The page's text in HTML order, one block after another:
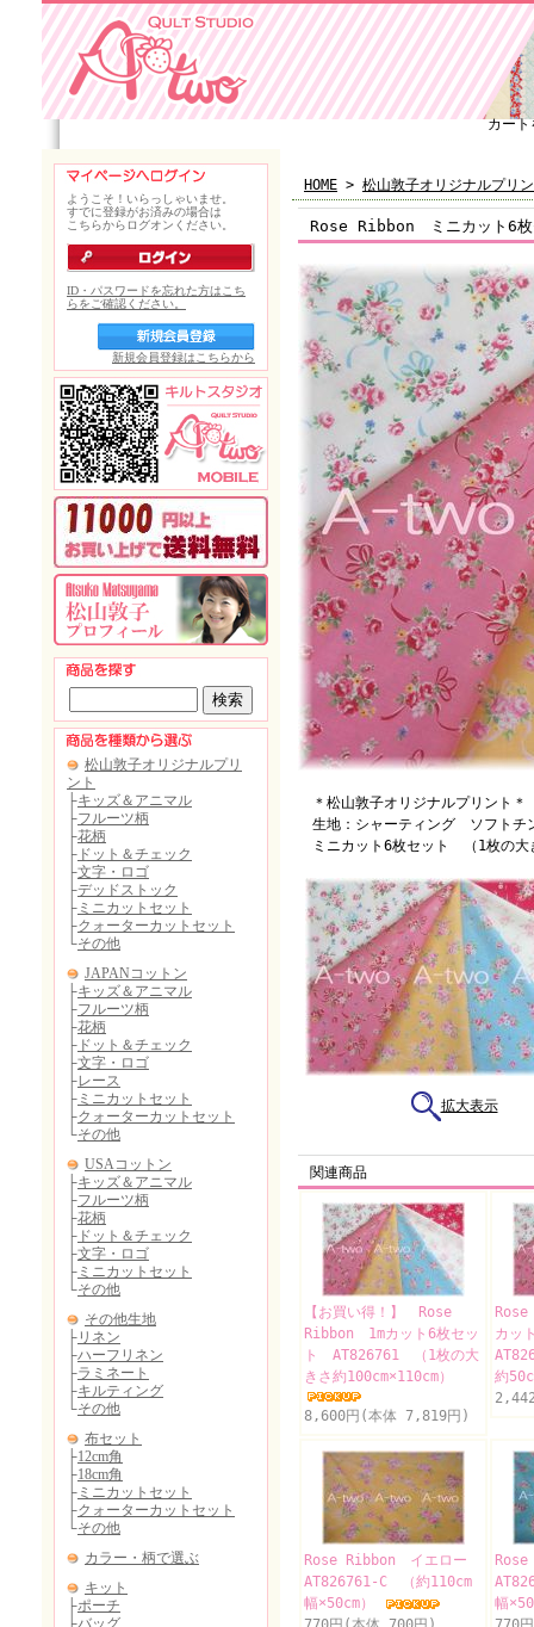
カート
HOME > 松山敦子オリジナルプリ
Rose Ribbon ミニカット6
＊松山敦子オリジナルプリント＊
生地：シャーティング ソフトチ
ミニカット6枚セット （1枚の大
拡大表示
関連商品
【お買い得！】 Rose
Ribbon 1mカット6枚セッ
ト AT826761 （1枚の大
きさ約100cm×110cm）
8,600円(本体 7,819円)
カッ
約
Rose Ribbon イエロー
AT826761-C （約110cm
幅×50cm）
幅